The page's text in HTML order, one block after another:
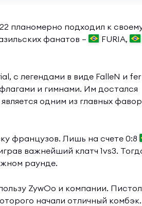
планомерно подходил к
фанатов —
FURIA,
с легендами в виде FalleN и fer
и гимнами. Им достался
одним из главных
французов. Лишь на счете 0:8
важнейший клатч 1vs3.
раунде.
ZywOo и компании.
начали отличный